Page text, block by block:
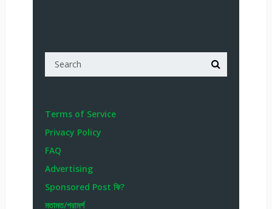
Terms of Service
Privacy Policy
FAQ
Advertising
Sponsored Post কি?
মতামত/পরামর্শ